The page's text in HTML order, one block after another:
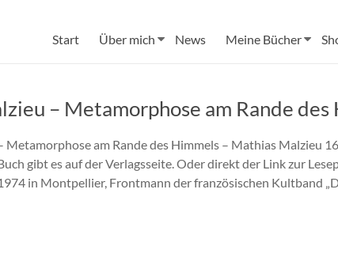
Start Über mich News Meine Bücher
– Metamorphose am Rande des
Metamorphose am Rande des Himmels – Mathias Malzieu
gibt es auf der Verlagsseite. Oder direkt der Link zur
in Montpellier, Frontmann der französischen Kultband